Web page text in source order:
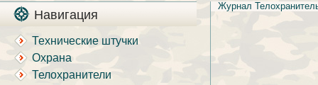
Навигация
Технические штучки
Охрана
Телохранители
Журнал